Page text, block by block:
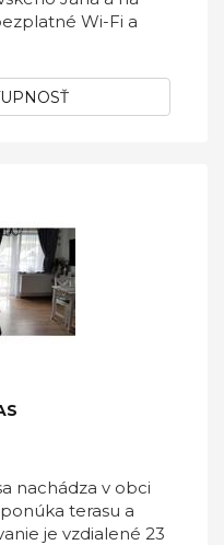
Wi-Fi a
nachádza v obci
terasu a
je vzdialené 23